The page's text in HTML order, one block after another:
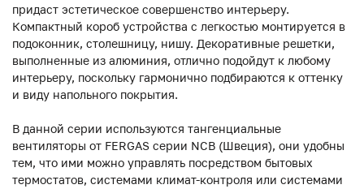
придаст эстетическое совершенство интерьеру.
Компактный короб устройства с легкостью монтируется в
подоконник, столешницу, нишу. Декоративные решетки,
выполненные из алюминия, отлично подойдут к любому
интерьеру, поскольку гармонично подбираются к оттенку
и виду напольного покрытия.
В данной серии используются тангенциальные
вентиляторы от FERGAS серии NCB (Швеция), они удобны
тем, что ими можно управлять посредством бытовых
термостатов, системами климат-контроля или системами